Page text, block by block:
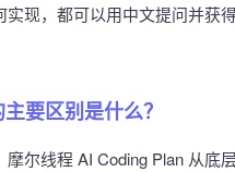
现，都可以用中文提问并获
要区别是什么？
摩尔线程 AI Coding Plan 从底